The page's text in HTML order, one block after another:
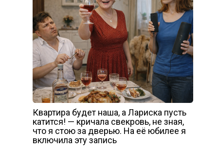
Квартира будет наша, а Лариска пусть
катится! — кричала свекровь, не зная,
что я стою за дверью. На её юбилее я
включила эту запись